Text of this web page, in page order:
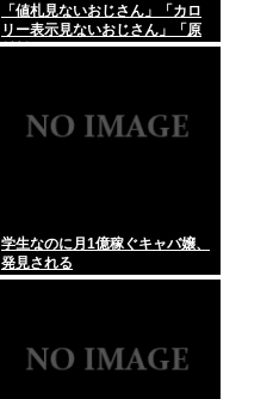
「値札見ないおじさん」「カロ
リー表示見ないおじさん」「原
材料見ないおじさん」まさかお
学生なのに月1億稼ぐキャバ嬢、
発見される